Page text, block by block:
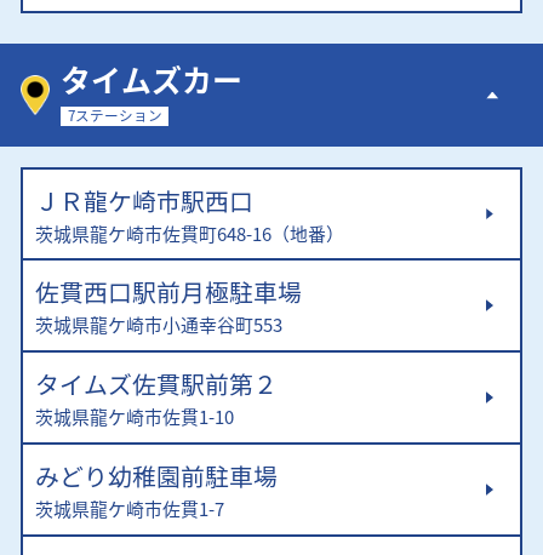
タイムズカー
7ステーション
ＪＲ龍ケ崎市駅西口
茨城県龍ケ崎市佐貫町648-16（地番）
佐貫西口駅前月極駐車場
茨城県龍ケ崎市小通幸谷町553
タイムズ佐貫駅前第２
茨城県龍ケ崎市佐貫1-10
みどり幼稚園前駐車場
茨城県龍ケ崎市佐貫1-7